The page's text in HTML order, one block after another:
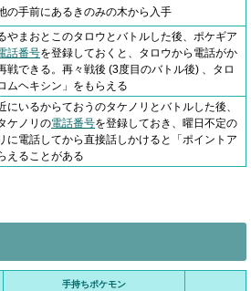
の手前にあるきのみの木から入手
やまおとこのタロウとバトルした後、ポケギア
話番号を登録しておくと、タロウから電話がか
戦できる。再々戦後 (3度目のバトル後) 、タロ
ムヘキシン」をもらえる
にいるからておうのタケノリとバトルした後、
ケノリの電話番号を登録しておき、曜日不定の
に電話してから直接話しかけると「ポイントア
えることがある
手持ちポケモン